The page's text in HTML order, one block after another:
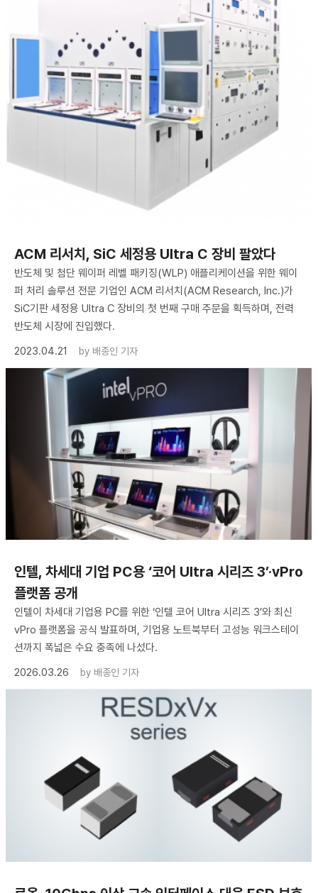
ACM 리서치, SiC 세정용 Ultra C 장비 팔았다
반도체 및 첨단 웨이퍼 레벨 패키징(WLP) 애플리케이션을 위한 웨이
퍼 처리 솔루션 전문 기업인 ACM 리서치(ACM Research, Inc.)가
SiC기판 세정용 Ultra C 장비의 첫 번째 구매 주문을 획득하며, 전력
반도체 시장에 진입했다.
2023.04.21
by 배종인 기자
인텔, 차세대 기업 PC용 ‘코어 Ultra 시리즈 3’·vPro
플랫폼 공개
인텔이 차세대 기업용 PC를 위한 ‘인텔 코어 Ultra 시리즈 3’와 최신
vPro 플랫폼을 공식 발표하며, 기업용 노트북부터 고성능 워크스테이
션까지 폭넓은 수요 충족에 나섰다.
2026.03.26
by 배종인 기자